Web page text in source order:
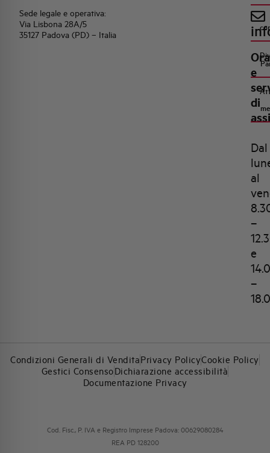
Sede legale e operativa:
Via Lisbona 28A/5
35127 Padova (PD) – Italia
e
di
Dal
al
–
e
–
Condizioni Generali di VenditaPrivacy PolicyCookie Policy
Gestici ConsensoDichiarazione accessibilità
Documentazione Privacy
Cod. Fisc., P. IVA e Registro Imprese Padova: 00629080284
REA PD 128200